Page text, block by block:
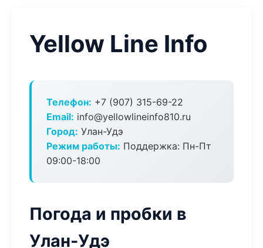
Yellow Line Info
Телефон: +7 (907) 315-69-22
Email: info@yellowlineinfo810.ru
Город: Улан-Удэ
Режим работы: Поддержка: Пн-Пт
09:00-18:00
Погода и пробки в
Улан-Удэ